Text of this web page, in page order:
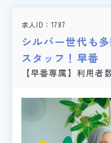
求人ID 1787
シルバー世代も
スタッフ！早番
【早番専属】利用者